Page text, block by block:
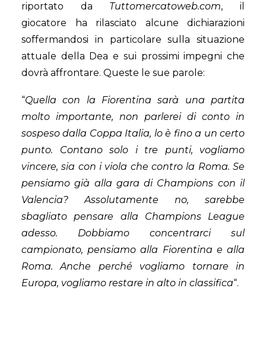
riportato da Tuttomercatoweb.com, il
giocatore ha rilasciato alcune dichiarazioni
soffermandosi in particolare sulla situazione
attuale della Dea e sui prossimi impegni che
dovrà affrontare. Queste le sue parole:
“Quella con la Fiorentina sarà una partita
molto importante, non parlerei di conto in
sospeso dalla Coppa Italia, lo è fino a un certo
punto. Contano solo i tre punti, vogliamo
vincere, sia con i viola che contro la Roma. Se
pensiamo già alla gara di Champions con il
Valencia? Assolutamente no, sarebbe
sbagliato pensare alla Champions League
adesso. Dobbiamo concentrarci sul
campionato, pensiamo alla Fiorentina e alla
Roma. Anche perché vogliamo tornare in
Europa, vogliamo restare in alto in classifica“.